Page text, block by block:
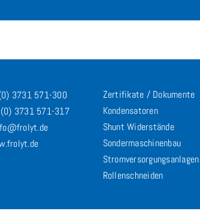
3731 571-300
3731 571-317
Zertifikate / Dokumente
Kondensatoren
Shunt Widerstände
Sondermaschinenbau
Stromversorgungsanlagen
Rollenschneiden